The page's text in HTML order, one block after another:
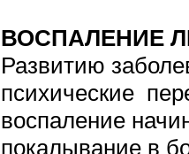
ВОСПАЛЕНИЕ
Развитию
психические
воспаление
покалывание в